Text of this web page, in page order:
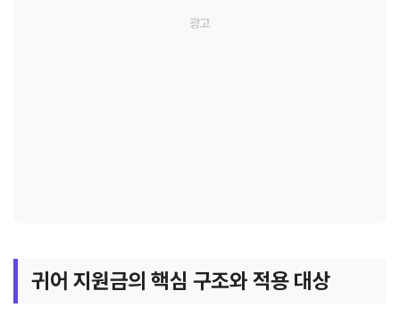
귀어 지원금의 핵심 구조와 적용 대상